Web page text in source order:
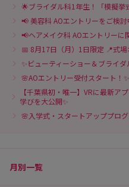
🌟ブライダル科1年生！「模擬挙
📢 美容科 AOエントリーをご検
📢ヘアメイク科 AOエントリーに
📅 8月17日（月）1日限定 📍式
✨ビューティーショー＆ブライ
🌸AOエントリー受付スタート！✨
【千葉県初・唯一】VRに最新
学びを大公開✨
🌸入学式・スタートアッププロ
月別一覧